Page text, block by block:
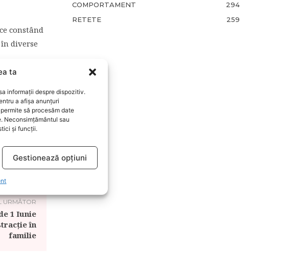
ta
informații despre dispozitiv.
a afișa anunțuri
să procesăm date
Neconsimțământul sau
și funcții.
Gestionează opțiuni
constând
diverse
de
URMĂTOR
1 Iunie
în
familie
COMPORTAMENT
294
RETETE
259